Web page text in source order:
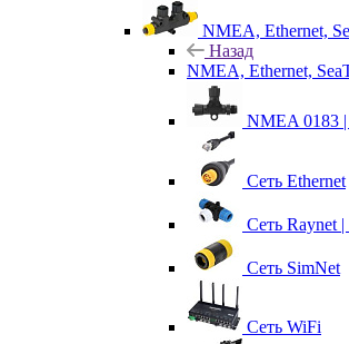
NMEA, Ethernet,
Назад
NMEA, Ethernet,
NMEA 0183 |
Сеть Ethernet
Сеть Raynet |
Сеть SimNet
Сеть WiFi